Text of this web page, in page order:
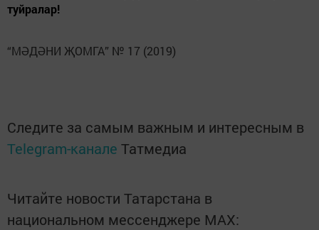
туйралар!
“МӘДӘНИ ҖОМГА” № 17 (2019)
Следите за самым важным и интересным в
Telegram-канале Татмедиа
Читайте новости Татарстана в
национальном мессенджере MАХ: